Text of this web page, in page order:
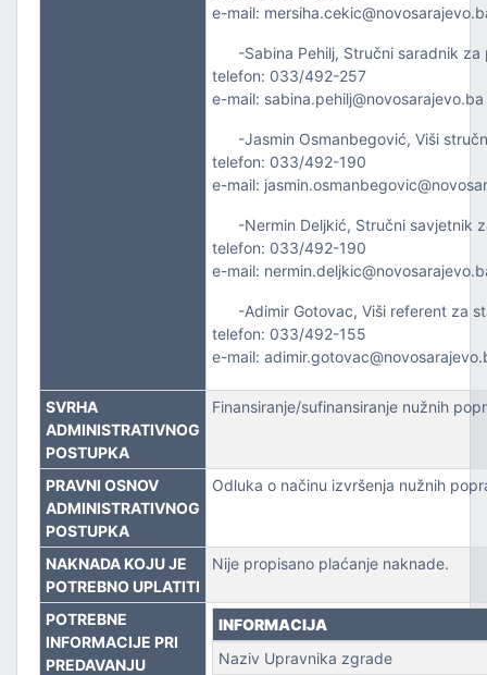
IZBJEGLICE I RASELJENA LICA
e-mail:
-Sabina Pehilj, Stručni saradnik za
telefon: 033/492-257
e-mail: sabina.pehilj@novosarajevo.ba
-Jasmin Osmanbegović, Viši
telefon: 033/492-190
e-mail:
-Nermin Deljkić, Stručni savjetnik
telefon: 033/492-190
e-mail:
-Adimir Gotovac, Viši referent za
telefon: 033/492-155
e-mail:
SVRHA
ADMINISTRATIVNOG
POSTUPKA
Finansiranje/sufinansiranje nužnih
PRAVNI OSNOV
ADMINISTRATIVNOG
POSTUPKA
Odluka o načinu izvršenja nužnih
NAKNADA KOJU JE
POTREBNO UPLATITI
Nije propisano plaćanje naknade.
POTREBNE
INFORMACIJE PRI
PREDAVANJU
INFORMACIJA
Naziv Upravnika zgrade